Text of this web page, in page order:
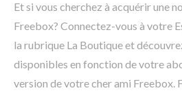
Et si vous cherchez à acquérir une
Freebox? Connectez-vous à votre
la rubrique La Boutique et
disponibles en fonction de votre
version de votre cher ami Freebox.